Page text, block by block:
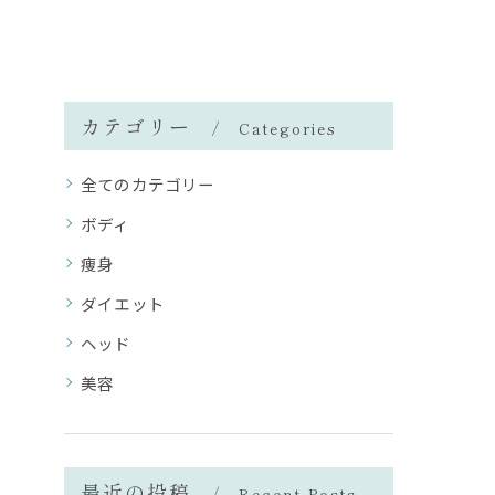
カテゴリー Categories
全てのカテゴリー
ボディ
痩身
ダイエット
ヘッド
美容